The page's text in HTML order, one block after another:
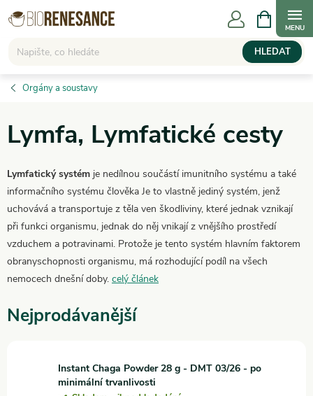
Přejít
na
HLEDAT
NÁKUPNÍ
KOŠÍK
Orgány a soustavy
Lymfa, Lymfatické cesty
Lymfatický systém je nedílnou součástí imunitního systému a také
informačního systému člověka Je to vlastně jediný systém, jenž
uchovává a transportuje z těla ven škodliviny, které jednak vznikají
při funkci organismu, jednak do něj vnikají z vnějšího prostředí
vzduchem a potravinami. Protože je tento systém hlavním faktorem
obranyschopnosti organismu, má rozhodující podíl na všech
nemocech dnešní doby. celý článek
Nejprodávanější
Instant Chaga Powder 28 g - DMT 03/26 - po
minimální trvanlivosti